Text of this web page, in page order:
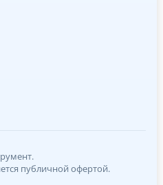
публичной офертой.